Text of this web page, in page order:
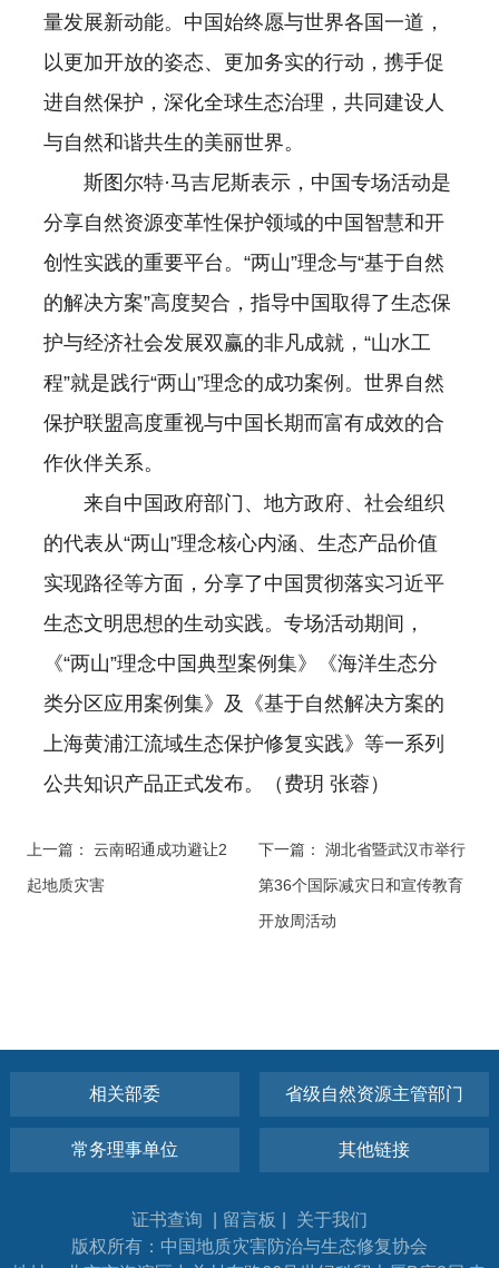
量发展新动能。中国始终愿与世界各国一道，
以更加开放的姿态、更加务实的行动，携手促
进自然保护，深化全球生态治理，共同建设人
与自然和谐共生的美丽世界。
斯图尔特·马吉尼斯表示，中国专场活动是
分享自然资源变革性保护领域的中国智慧和开
创性实践的重要平台。“两山”理念与“基于自然
的解决方案”高度契合，指导中国取得了生态保
护与经济社会发展双赢的非凡成就，“山水工
程”就是践行“两山”理念的成功案例。世界自然
保护联盟高度重视与中国长期而富有成效的合
作伙伴关系。
来自中国政府部门、地方政府、社会组织
的代表从“两山”理念核心内涵、生态产品价值
实现路径等方面，分享了中国贯彻落实习近平
生态文明思想的生动实践。专场活动期间，
《“两山”理念中国典型案例集》《海洋生态分
类分区应用案例集》及《基于自然解决方案的
上海黄浦江流域生态保护修复实践》等一系列
公共知识产品正式发布。（费玥 张蓉）
上一篇：
云南昭通成功避让2
起地质灾害
下一篇：
湖北省暨武汉市举行
第36个国际减灾日和宣传教育
开放周活动
相关部委 省级自然资源主管部门
常务理事单位 其他链接
证书查询 留言板
关于我们
版权所有：中国地质灾害防治与生态修复协会